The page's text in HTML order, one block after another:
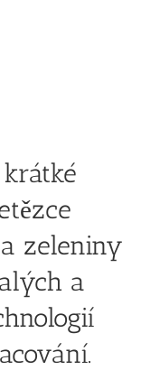
zeleniny
a